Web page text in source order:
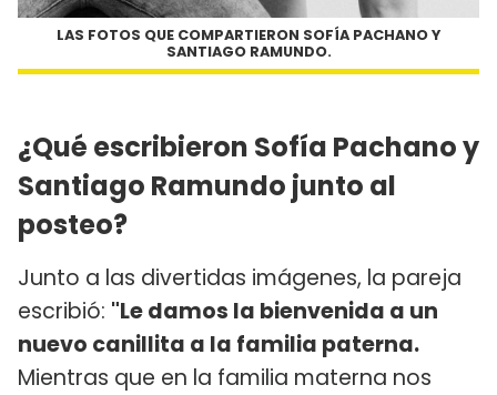
LAS FOTOS QUE COMPARTIERON SOFÍA PACHANO Y
SANTIAGO RAMUNDO.
¿Qué escribieron Sofía Pachano y
Santiago Ramundo junto al
posteo?
Junto a las divertidas imágenes, la pareja
escribió: "Le damos la bienvenida a un
nuevo canillita a la familia paterna.
Mientras que en la familia materna nos